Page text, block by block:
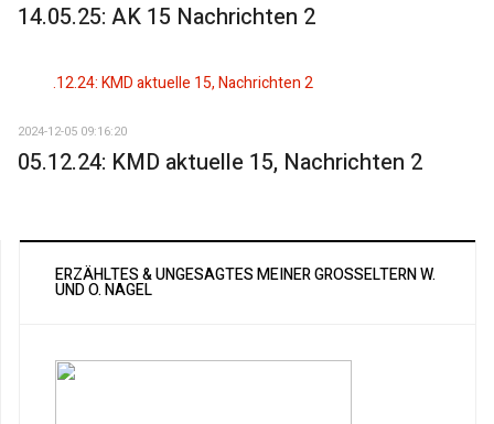
14.05.25: AK 15 Nachrichten 2
2024-12-05 09:16:20
05.12.24: KMD aktuelle 15, Nachrichten 2
ERZÄHLTES & UNGESAGTES MEINER GROSSELTERN W. U
ND O. NAGEL